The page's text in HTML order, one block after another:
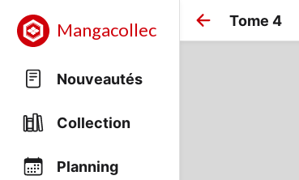
Mangacollec
Nouveautés
Collection
Planning
Tome 4